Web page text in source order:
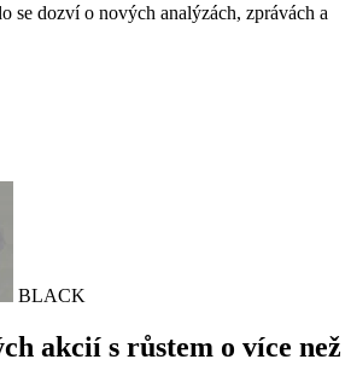
se dozví o nových analýzách, zprávách a
BLACK
akcií s růstem o více než